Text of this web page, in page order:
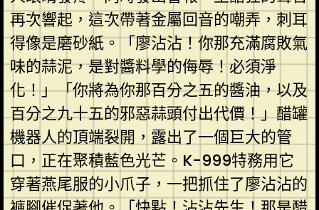
再次響起，這次帶著金屬回音的嘲弄，刺耳
得像是磨砂紙。「廖沾沾！你那充滿腐敗氣
味的蒜泥，是對醬料學的侮辱！必須淨
化！」「你將為你那百分之五的醬油，以及
百分之九十五的邪惡蒜頭付出代價！」醋罐
機器人的頂端裂開，露出了一個巨大的管
口，正在聚積藍色光芒。K-999特務用它
穿著燕尾服的小爪子，一把抓住了廖沾沾的